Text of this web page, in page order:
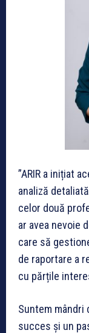
”ARIR a inițiat
analiză
celor două
ar avea nevoie
care să
de raportare a
cu părțile
Suntem
succes și un